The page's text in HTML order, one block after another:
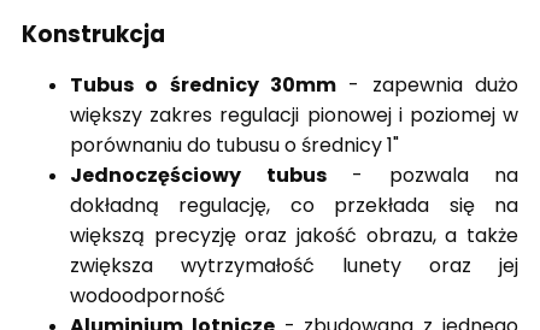
Konstrukcja
Tubus o średnicy 30mm - zapewnia dużo
większy zakres regulacji pionowej i poziomej w
porównaniu do tubusu o średnicy 1"
Jednoczęściowy tubus- pozwala na
dokładną regulację, co przekłada się na
większą precyzję oraz jakość obrazu, a także
zwiększa wytrzymałość lunety oraz jej
wodoodporność